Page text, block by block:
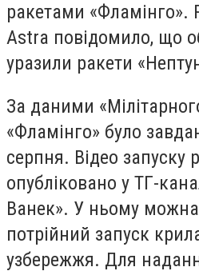
ракетами «Фламінго».
Astra повідомило, що
уразили ракети
За даними
«Фламінго» було
серпня. Відео запуску
опубліковано у ТГ-
Ванек». У ньому
потрійний запуск
узбережжя. Для